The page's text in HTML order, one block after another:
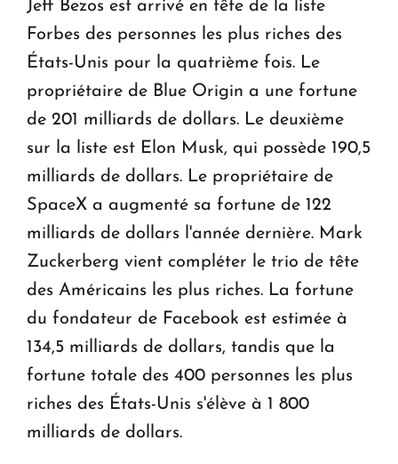
Jeff Bezos est arrivé en tête de la liste
Forbes des personnes les plus riches des
États-Unis pour la quatrième fois. Le
propriétaire de Blue Origin a une fortune
de 201 milliards de dollars. Le deuxième
sur la liste est Elon Musk, qui possède 190,5
milliards de dollars. Le propriétaire de
SpaceX a augmenté sa fortune de 122
milliards de dollars l'année dernière. Mark
Zuckerberg vient compléter le trio de tête
des Américains les plus riches. La fortune
du fondateur de Facebook est estimée à
134,5 milliards de dollars, tandis que la
fortune totale des 400 personnes les plus
riches des États-Unis s'élève à 1 800
milliards de dollars.